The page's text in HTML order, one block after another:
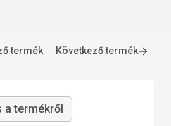
termék Következő termék
a termékről